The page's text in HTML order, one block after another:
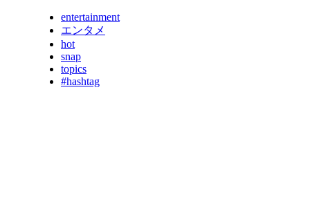
entertainment
エンタメ
hot
snap
topics
#hashtag